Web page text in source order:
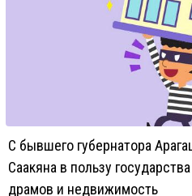
С бывшего губернатора
Саакяна в пользу
драмов и недвижимость